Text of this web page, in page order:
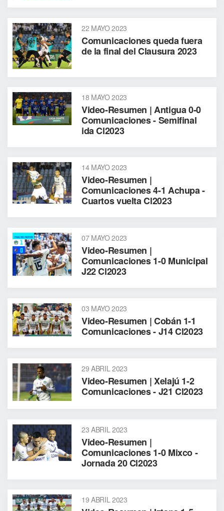
22 MAYO 2023
Comunicaciones queda fuera
de la final del Clausura 2023
18 MAYO 2023
Video-Resumen | Antigua 0-0
Comunicaciones - Semifinal
ida Cl2023
14 MAYO 2023
Video-Resumen |
Comunicaciones 4-1 Achupa -
Cuartos vuelta Cl2023
07 MAYO 2023
Video-Resumen |
Comunicaciones 1-0 Municipal
J22 Cl2023
03 MAYO 2023
Video-Resumen | Cobán 1-1
Comunicaciones - J14 Cl2023
29 ABRIL 2023
Video-Resumen | Xelajú 1-2
Comunicaciones - J21 Cl2023
23 ABRIL 2023
Video-Resumen |
Comunicaciones 1-0 Mixco -
Jornada 20 Cl2023
19 ABRIL 2023